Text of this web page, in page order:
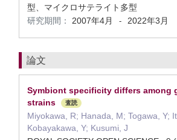
型、マイクロサテライト多型
研究期間：
2007年4月 - 2022年3月
論文
Symbiont specificity differs among
strains
査読
Miyokawa, R; Hanada, M; Togawa, Y;
Kobayakawa, Y; Kusumi, J